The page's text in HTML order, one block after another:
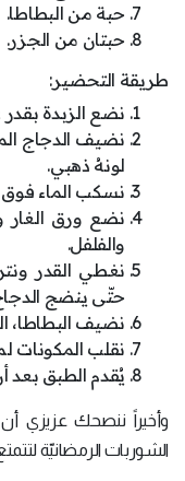
حبة من البطاطا.
حبتان من الجزر.
طريقة التحضير:
نضع الزبدة
نضيف الدجاج
لونهُ ذهبي.
نسكب الماء فوق
نضع ورق الغار
والفلفل.
نغطي القدر
حتّى ينضج
نضيف البطاطا،
نقلب المكونات
يُقدم الطبق بعد
وأخيراً ننصحك عزيزي
الشوربات الرمضانيّة